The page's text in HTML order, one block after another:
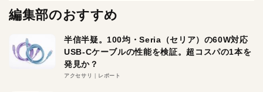
編集部のおすすめ
半信半疑。100均・Seria（セリア）の60W対応
USB-Cケーブルの性能を検証。超コスパの1本を
発見か？
アクセサリ レポート